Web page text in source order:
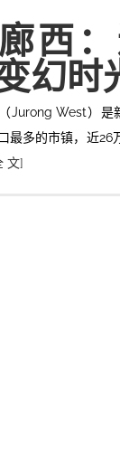
西
幻时
Jurong West）是
最多的市镇，近26
文]